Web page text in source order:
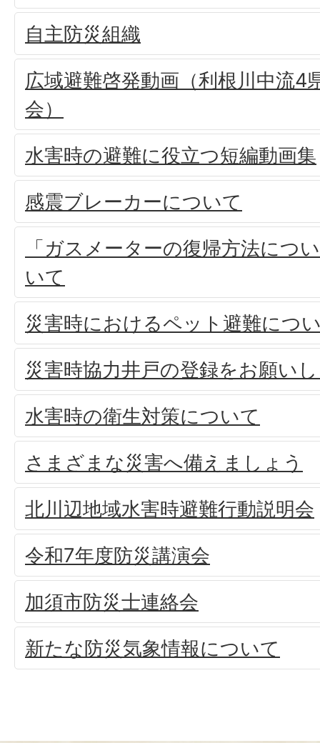
自主防災組織
広域避難啓発動画（利根川中流4
会）
水害時の避難に役立つ短編動画集
感震ブレーカーについて
「ガスメーターの復帰方法につ
いて
災害時におけるペット避難につ
災害時協力井戸の登録をお願い
水害時の衛生対策について
さまざまな災害へ備えましょう
北川辺地域水害時避難行動説明会
令和7年度防災講演会
加須市防災士連絡会
新たな防災気象情報について